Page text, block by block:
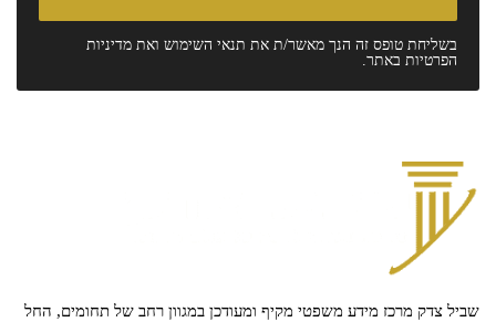
בשליחת טופס זה הנך מאשר/ת את תנאי השימוש ואת מדיניות
הפרטיות באתר.
שביל צדק מרכז מידע משפטי מקיף ומעודכן במגוון רחב של תחומים, החל